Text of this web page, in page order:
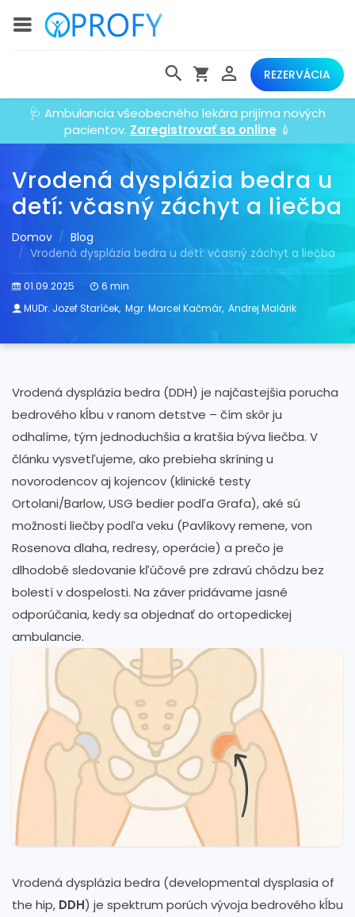
REZERVÁCIA
🩺 Ambulancia všeobecného lekára prijíma nových
pacientov. Zaregistrovať sa online 💉
Vrodená dysplázia bedra u
detí: včasný záchyt a liečba
Domov
Blog
Vrodená dysplázia bedra u detí: včasný záchyt a liečba
01.09.2025
6 min
MUDr. Jozef Staríček, Mgr. Marcel Kačmár, Andrej Malárik
Vrodená dysplázia bedra (DDH) je najčastejšia porucha
bedrového kĺbu v ranom detstve – čím skôr ju
odhalíme, tým jednoduchšia a kratšia býva liečba. V
článku vysvetľujeme, ako prebieha skríning u
novorodencov aj kojencov (klinické testy
Ortolani/Barlow, USG bedier podľa Grafa), aké sú
možnosti liečby podľa veku (Pavlíkovy remene, von
Rosenova dlaha, redresy, operácie) a prečo je
dlhodobé sledovanie kľúčové pre zdravú chôdzu bez
bolestí v dospelosti. Na záver pridávame jasné
odporúčania, kedy sa objednať do ortopedickej
ambulancie.
Vrodená dysplázia bedra (developmental dysplasia of
the hip, DDH) je spektrum porúch vývoja bedrového kĺbu